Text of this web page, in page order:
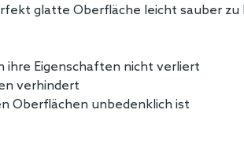
glatte Oberfläche leicht sauber
ihre Eigenschaften nicht verliert
verhindert
Oberflächen unbedenklich ist